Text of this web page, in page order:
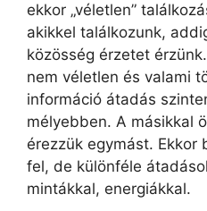
ekkor „véletlen”
akikkel találkozunk,
közösség érzetet
nem véletlen és valami
információ átadás
mélyebben. A másikkal
érezzük egymást. Ekkor
fel, de különféle
mintákkal, energiákkal.